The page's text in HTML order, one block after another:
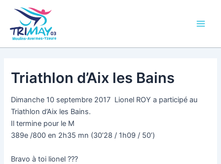
contenu
Triathlon d’Aix les Bains
Dimanche 10 septembre 2017 Lionel ROY a participé au
Triathlon d’Aix les Bains.
Il termine pour le M
389e /800 en 2h35 mn (30’28 / 1h09 / 50’)
Bravo à toi lionel ???